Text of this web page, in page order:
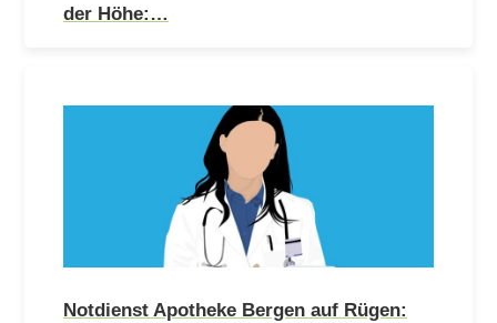
der Höhe:…
Notdienst Apotheke Bergen auf Rügen: